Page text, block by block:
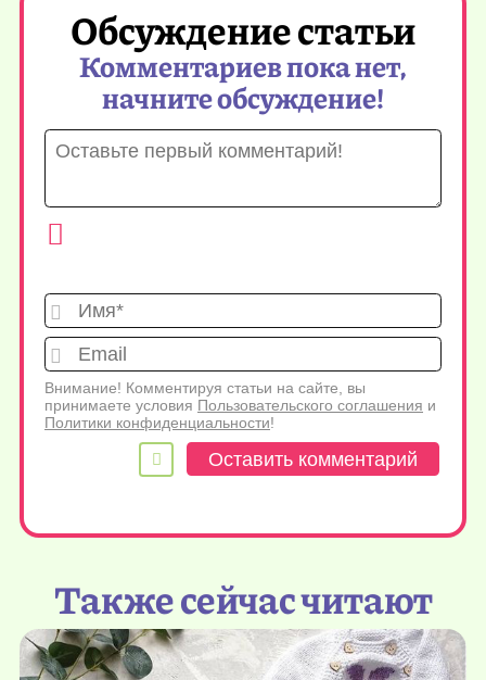
Обсуждение статьи
Комментариев пока нет,
начните обсуждение!
Имя*
Внимание! Комментируя статьи на сайте, вы
принимаете условия Пользовательского соглашения и
Политики конфиденциальности!
Также сейчас читают